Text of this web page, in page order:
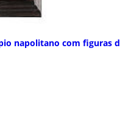
napolitano com figuras